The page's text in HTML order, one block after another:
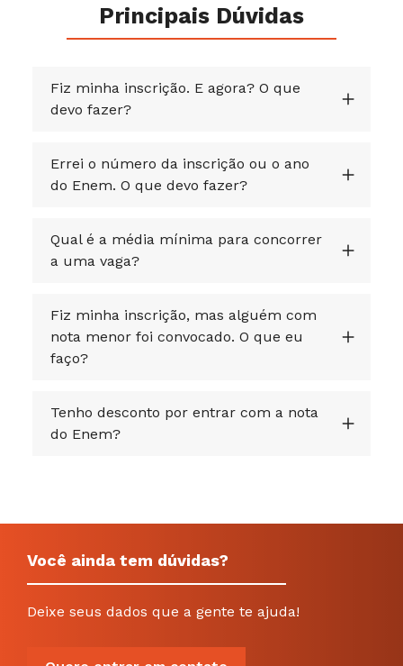
Principais Dúvidas
Fiz minha inscrição. E agora? O que
devo fazer?
Errei o número da inscrição ou o ano
do Enem. O que devo fazer?
Qual é a média mínima para concorrer
a uma vaga?
Fiz minha inscrição, mas alguém com
nota menor foi convocado. O que eu
faço?
Tenho desconto por entrar com a nota
do Enem?
Você ainda tem dúvidas?
Deixe seus dados que a gente te ajuda!